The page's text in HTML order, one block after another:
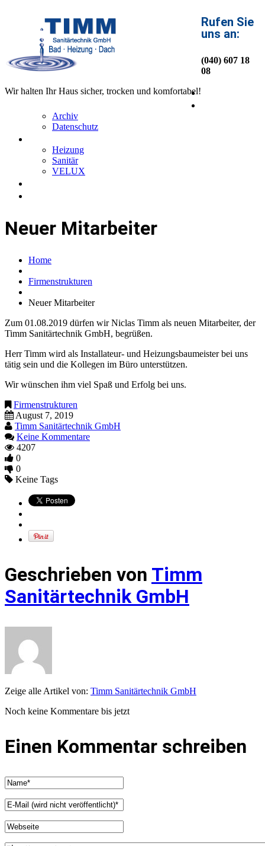
Wir halten Ihr Haus sicher, trocken und komfortabel!
Rufen Sie
uns an:
(040) 607 18
08
Archiv
Datenschutz
Heizung
Sanitär
VELUX
Neuer Mitarbeiter
Home
Firmenstrukturen
Neuer Mitarbeiter
Zum 01.08.2019 dürfen wir Niclas Timm als neuen Mitarbeiter, der
Timm Sanitärtechnik GmbH, begrüßen.
Herr Timm wird als Installateur- und Heizungsbaumeister bei uns
tätig sein und die Kollegen im Büro unterstützen.
Wir wünschen ihm viel Spaß und Erfolg bei uns.
Firmenstrukturen
August 7, 2019
Timm Sanitärtechnik GmbH
Keine Kommentare
4207
0
0
Keine Tags
Geschrieben von Timm
Sanitärtechnik GmbH
Zeige alle Artikel von: Timm Sanitärtechnik GmbH
Noch keine Kommentare bis jetzt
Einen Kommentar schreiben